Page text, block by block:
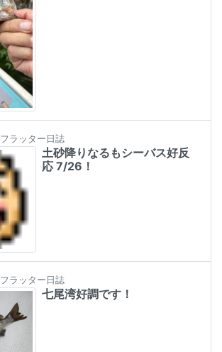
フラッター日誌
土砂降りなるもシーバス好反
応 7/26！
フラッター日誌
七尾湾好調です！